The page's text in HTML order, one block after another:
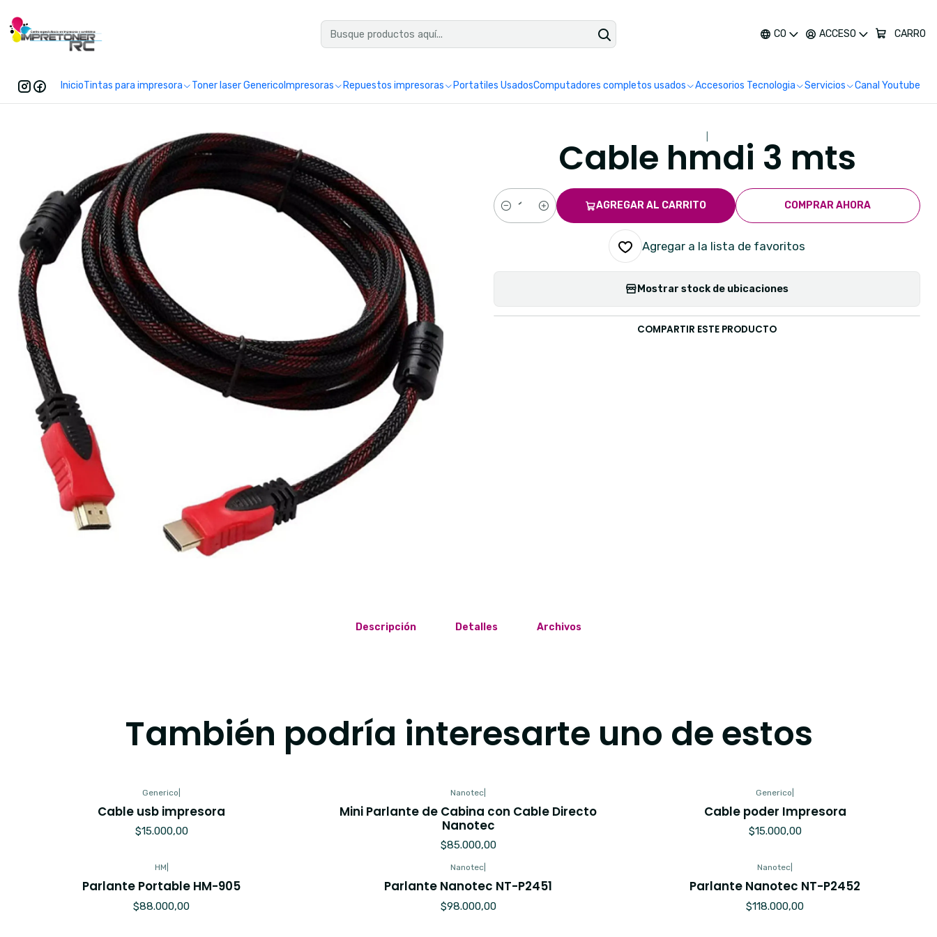
CO ACCESO CARRO
InicioTintas para impresora Toner laser Generico Impresoras Repuestos impresoras Portatiles UsadosComputadores completos usados Accesorios Tecnologia Servicios Canal Youtube
Cable hmdi 3 mts
Cantidad
AGREGAR AL CARRITO COMPRAR AHORA
Agregar a la lista de favoritos
Mostrar stock de ubicaciones
COMPARTIR ESTE PRODUCTO
Descripción Detalles Archivos
También podría interesarte uno de estos
Generico
Cable usb impresora
$15.000,00
Nanotec
Mini Parlante de Cabina con Cable Directo
Nanotec
$85.000,00
Generico
Cable poder Impresora
$15.000,00
HM
Parlante Portable HM-905
$88.000,00
Nanotec
Parlante Nanotec NT-P2451
$98.000,00
Nanotec
Parlante Nanotec NT-P2452
$118.000,00